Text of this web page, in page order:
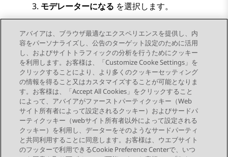
モデレーターになる を選択します。
キーパッドを使用してモデレーターコードを入力
します。
これで会議のモデレーターとなります。
Send Feedback
前のトピック 次のトピック
アバイアは、ブラウザ最適なエクスペリエンスを提供し、内
容をパーソナライズし、公告のターゲット設定のために活用
し、およびサイトトラフィックの分析を行うためにクッキー
を利用します。お客様は、「Customize Cooke Settings」を
クリックすることにより、より多くのクッキーセッティング
の情報を得ること又はカスタマイズすることが可能となりま
す。お客様は、「Accept All Cookies」をクリックすること
によって、アバイアがファーストパーティクッキー（Web
サイト所有者によって設定されるクッキー）およびサードパ
ーティクッキー（webサイト所有者以外によって設定される
クッキー）を利用し、データーをそのようなサードパーティ
と共同利用することに同意します。お客様は、ウエブサイト
のフッターで利用できるCookie Preference Centerで、いつ